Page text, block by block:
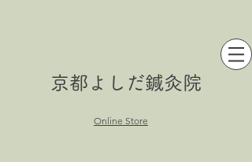
京都よしだ鍼灸院
Online Store